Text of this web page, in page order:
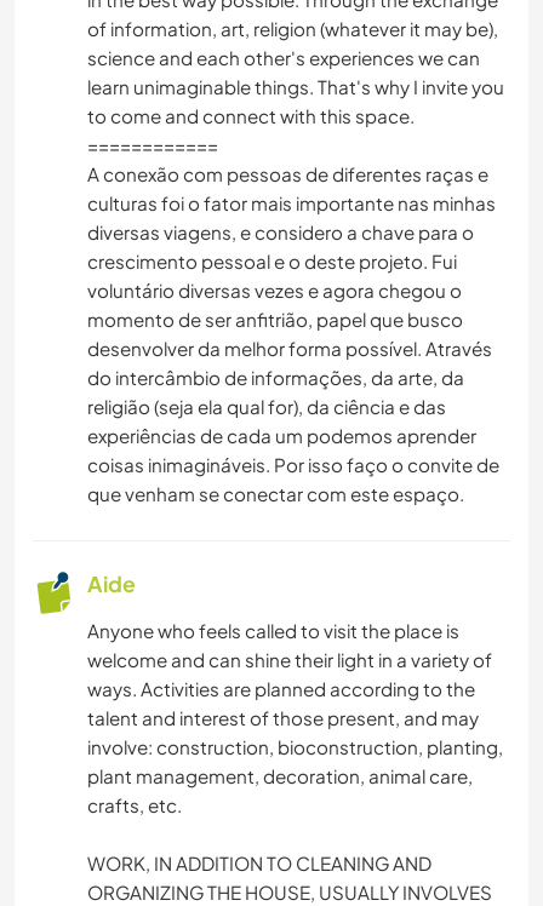
LIVRES
HISTOIRE
AUTO-STOP
LANGUES
ASTRONOMIE
SOIN DES PLANTES
BRICOLAGE / ARTISANAT
CUISINE ET ALIMENTATION
DESSIN ET PEINTURE
MENUISERIE
of information, art, religion (whatever it may be),
science and each other's experiences we can
learn unimaginable things. That's why I invite you
to come and connect with this space.
============
A conexão com pessoas de diferentes raças e
culturas foi o fator mais importante nas minhas
diversas viagens, e considero a chave para o
crescimento pessoal e o deste projeto. Fui
voluntário diversas vezes e agora chegou o
momento de ser anfitrião, papel que busco
desenvolver da melhor forma possível. Através
do intercâmbio de informações, da arte, da
religião (seja ela qual for), da ciência e das
experiências de cada um podemos aprender
coisas inimagináveis. Por isso faço o convite de
que venham se conectar com este espaço.
Aide
Anyone who feels called to visit the place is
welcome and can shine their light in a variety of
ways. Activities are planned according to the
talent and interest of those present, and may
involve: construction, bioconstruction, planting,
plant management, decoration, animal care,
crafts, etc.
WORK, IN ADDITION TO CLEANING AND
ORGANIZING THE HOUSE, USUALLY INVOLVES